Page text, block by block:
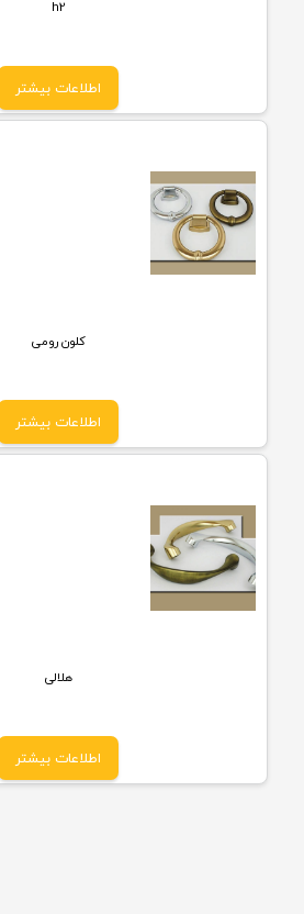
h2
اطلاعات بیشتر
کلون رومی
اطلاعات بیشتر
هلالی
اطلاعات بیشتر